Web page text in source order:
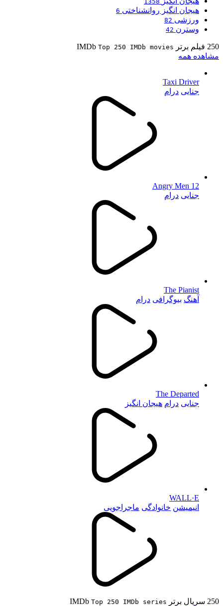
هیجان انگیز روانشناختی 6
ورزشی 82
وسترن 42
250 فیلم برتر IMDb Top 250 IMDb movies
مشاهده همه
Taxi Driver
جنایی درام
12 Angry Men
جنایی درام
The Pianist
آهنگ بیوگرافی درام
The Departed
جنایی درام هیجان انگیز
WALL·E
انیمیشن خانوادگی ماجراجویی
250 سریال برتر IMDb Top 250 IMDb series